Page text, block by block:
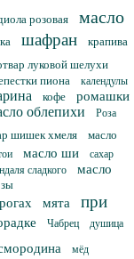
розовая
масло
шафран
крапива
луковой шелухи
пиона
календулы
кофе
ромашки
облепихи Роза
шишек хмеля
масло
масло ши сахар
сладкого
масло
мята
при
Чабрец душица
мёд